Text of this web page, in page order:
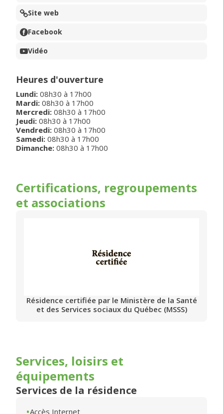
Site web
Facebook
Vidéo
Heures d'ouverture
Lundi: 08h30 à 17h00
Mardi: 08h30 à 17h00
Mercredi: 08h30 à 17h00
Jeudi: 08h30 à 17h00
Vendredi: 08h30 à 17h00
Samedi: 08h30 à 17h00
Dimanche: 08h30 à 17h00
Certifications, regroupements
et associations
Résidence certifiée par le Ministère de la Santé
et des Services sociaux du Québec (MSSS)
Services, loisirs et
équipements
Services de la résidence
Accès Internet